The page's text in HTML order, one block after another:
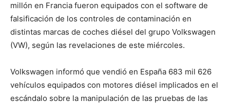
millón en Francia fueron equipados con el software de
falsificación de los controles de contaminación en
distintas marcas de coches diésel del grupo Volkswagen
(VW), según las revelaciones de este miércoles.
Volkswagen informó que vendió en España 683 mil 626
vehículos equipados con motores diésel implicados en el
escándalo sobre la manipulación de las pruebas de las